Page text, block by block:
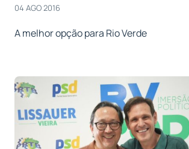
04 AGO 2016
A melhor opção para Rio Verde